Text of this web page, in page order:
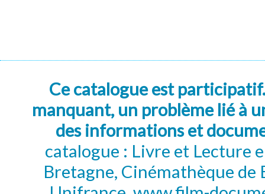
Ce catalogue est
manquant, un problème lié à
des informations et
catalogue : Livre et Lecture
Bretagne, Cinémathèque de